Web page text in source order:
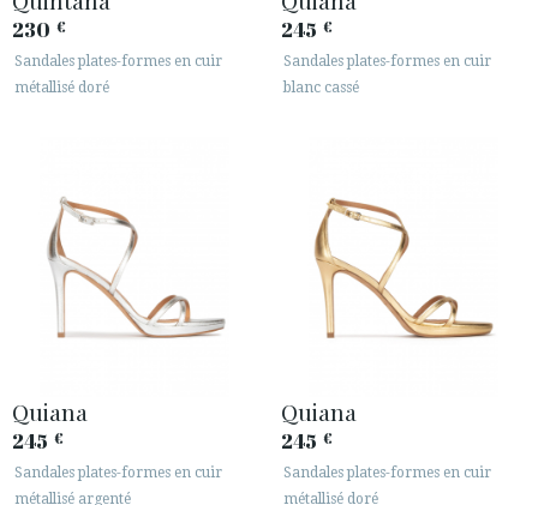
230 €
Sandales plates-formes en cuir
métallisé doré
245 €
Sandales plates-formes en cuir
blanc cassé
Quiana
245 €
Sandales plates-formes en cuir
métallisé argenté
Quiana
245 €
Sandales plates-formes en cuir
métallisé doré